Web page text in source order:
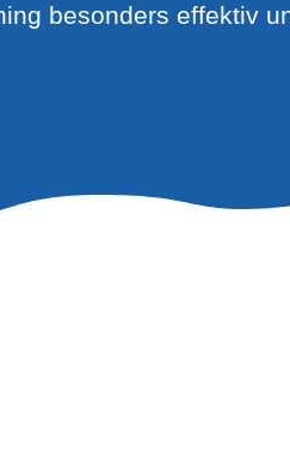
besonders effektiv